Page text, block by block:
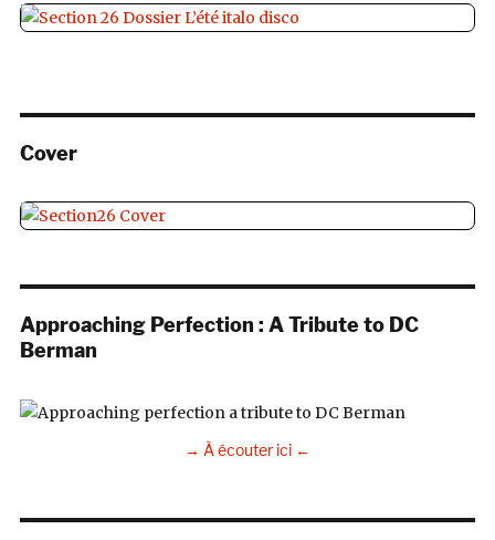
Cover
Approaching Perfection : A Tribute to DC
Berman
→ À écouter ici ←